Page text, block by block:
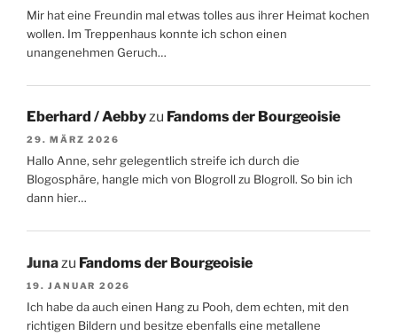
Mir hat eine Freundin mal etwas tolles aus ihrer Heimat kochen
wollen. Im Treppenhaus konnte ich schon einen
unangenehmen Geruch…
Eberhard / Aebbyzu Fandoms der Bourgeoisie
29. MÄRZ 2026
Hallo Anne, sehr gelegentlich streife ich durch die
Blogosphäre, hangle mich von Blogroll zu Blogroll. So bin ich
dann hier…
Juna zu Fandoms der Bourgeoisie
19. JANUAR 2026
Ich habe da auch einen Hang zu Pooh, dem echten, mit den
richtigen Bildern und besitze ebenfalls eine metallene